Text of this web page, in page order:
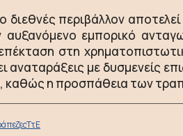
περιβάλλον
εμπορικό
επέκταση στη
με δυσμενείς
καθώς η προσπάθεια των
ΤτΕ